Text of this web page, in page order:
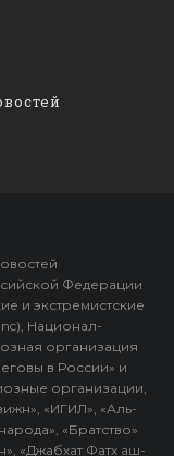
Федерации
и экстремистские
Национал-
организация
в России» и
организации,
«ИГИЛ», «Аль-
«Братство»
«Джабхат Фатх аш-